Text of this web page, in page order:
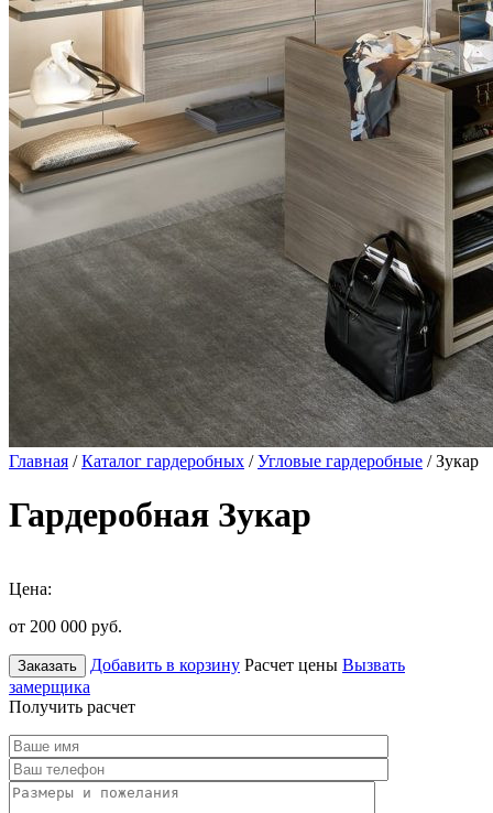
Главная /Каталог гардеробных /Угловые гардеробные / Зукар
Гардеробная Зукар
Цена:
от 200 000 руб.
Заказать Добавить в корзину Расчет цены Вызвать
замерщика
Получить расчет